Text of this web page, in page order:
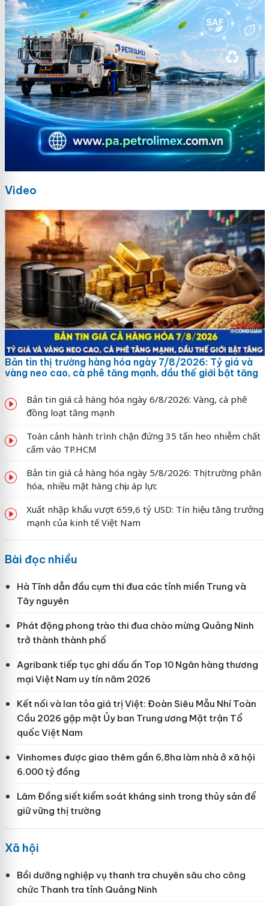
Video
Bản tin thị trường hàng hóa ngày 7/8/2026: Tỷ giá và
vàng neo cao, cà phê tăng mạnh, dầu thế giới bật tăng
Bản tin giá cả hàng hóa ngày 6/8/2026: Vàng, cà phê
đồng loạt tăng mạnh
Toàn cảnh hành trình chặn đứng 35 tấn heo nhiễm chất
cấm vào TP.HCM
Bản tin giá cả hàng hóa ngày 5/8/2026: Thị trường phân
hóa, nhiều mặt hàng chịu áp lực
Xuất nhập khẩu vượt 659,6 tỷ USD: Tín hiệu tăng trưởng
mạnh của kinh tế Việt Nam
Bài đọc nhiều
Hà Tĩnh dẫn đầu cụm thi đua các tỉnh miền Trung và
Tây nguyên
Phát động phong trào thi đua chào mừng Quảng Ninh
trở thành thành phố
Agribank tiếp tục ghi dấu ấn Top 10 Ngân hàng thương
mại Việt Nam uy tín năm 2026
Kết nối và lan tỏa giá trị Việt: Đoàn Siêu Mẫu Nhí Toàn
Cầu 2026 gặp mặt Ủy ban Trung ương Mặt trận Tổ
quốc Việt Nam
Vinhomes được giao thêm gần 6,8ha làm nhà ở xã hội
6.000 tỷ đồng
Lâm Đồng siết kiểm soát kháng sinh trong thủy sản để
giữ vững thị trường
Xã hội
Bồi dưỡng nghiệp vụ thanh tra chuyên sâu cho công
chức Thanh tra tỉnh Quảng Ninh